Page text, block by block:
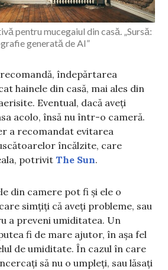
pentru mucegaiul din casă. „Sursă:
generată de AI”
îndepărtarea
hainele din casă, mai ales din
Eventual, dacă aveți
acolo, însă nu într-o cameră.
a recomandat evitarea
încălzite, care
potrivit The Sun.
din camere pot fi și ele o
simțiți că aveți probleme, sau
a preveni umiditatea. Un
fi de mare ajutor, în așa fel
de umiditate. În cazul în care
să nu o umpleți, sau lăsați